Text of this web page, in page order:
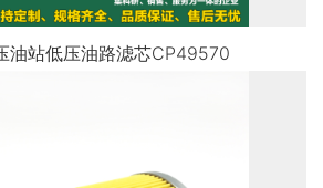
油站低压油路滤芯CP49570